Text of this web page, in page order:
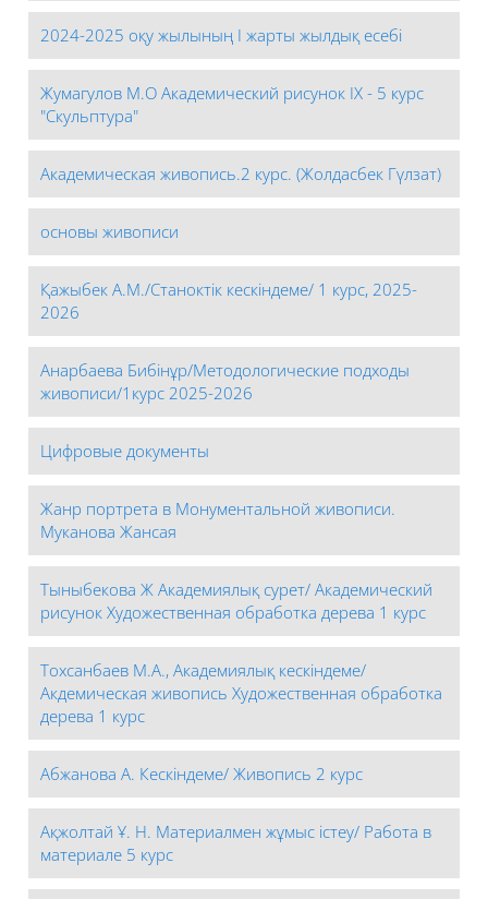
2024-2025 оқу жылының І жарты жылдық есебі
Жумагулов М.О Академический рисунок IX - 5 курс
"Скульптура"
Академическая живопись.2 курс. (Жолдасбек Гүлзат)
основы живописи
Қажыбек А.М./Станоктік кескіндеме/ 1 курс, 2025-
2026
Анарбаева Бибінұр/Методологические подходы
живописи/1курс 2025-2026
Цифровые документы
Жанр портрета в Монументальной живописи.
Муканова Жансая
Тыныбекова Ж Академиялық сурет/ Академический
рисунок Художественная обработка дерева 1 курс
Тохсанбаев М.А., Академиялық кескіндеме/
Акдемическая живопись Художественная обработка
дерева 1 курс
Абжанова А. Кескіндеме/ Живопись 2 курс
Ақжолтай Ұ. Н. Материалмен жұмыс істеу/ Работа в
материале 5 курс